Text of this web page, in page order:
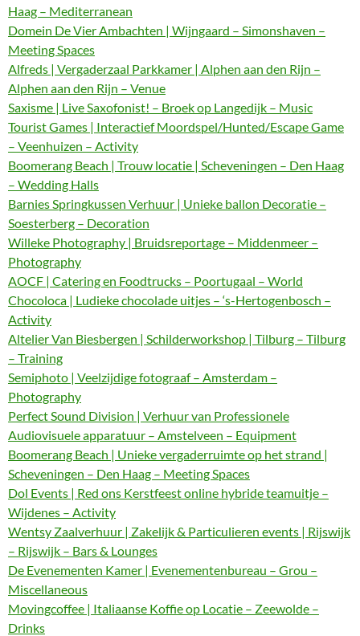
Haag – Mediterranean
Domein De Vier Ambachten | Wijngaard – Simonshaven –
Meeting Spaces
Alfreds | Vergaderzaal Parkkamer | Alphen aan den Rijn –
Alphen aan den Rijn – Venue
Saxisme | Live Saxofonist! – Broek op Langedijk – Music
Tourist Games | Interactief Moordspel/Hunted/Escape Game
– Veenhuizen – Activity
Boomerang Beach | Trouw locatie | Scheveningen – Den Haag
– Wedding Halls
Barnies Springkussen Verhuur | Unieke ballon Decoratie –
Soesterberg – Decoration
Willeke Photography | Bruidsreportage – Middenmeer –
Photography
AOCF | Catering en Foodtrucks – Poortugaal – World
Chocoloca | Ludieke chocolade uitjes – ‘s-Hertogenbosch –
Activity
Altelier Van Biesbergen | Schilderworkshop | Tilburg – Tilburg
– Training
Semiphoto | Veelzijdige fotograaf – Amsterdam –
Photography
Perfect Sound Division | Verhuur van Professionele
Audiovisuele apparatuur – Amstelveen – Equipment
Boomerang Beach | Unieke vergaderruimte op het strand |
Scheveningen – Den Haag – Meeting Spaces
Dol Events | Red ons Kerstfeest online hybride teamuitje –
Wijdenes – Activity
Wentsy Zaalverhuur | Zakelijk & Particulieren events | Rijswijk
– Rijswijk – Bars & Lounges
De Evenementen Kamer | Evenementenbureau – Grou –
Miscellaneous
Movingcoffee | Italiaanse Koffie op Locatie – Zeewolde –
Drinks